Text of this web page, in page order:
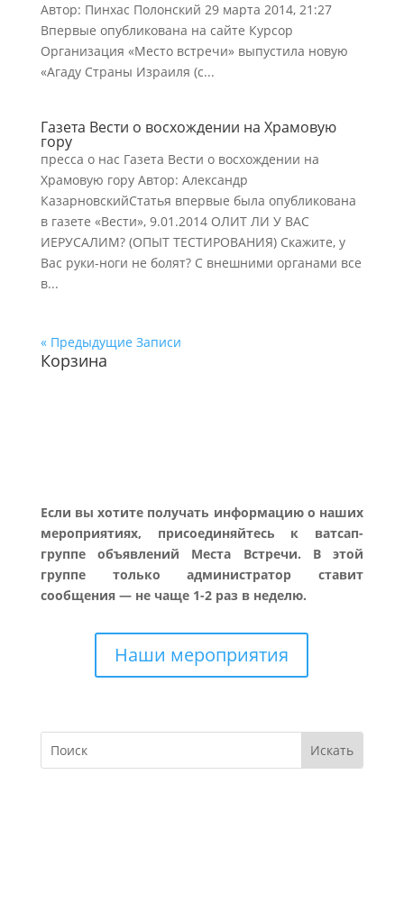
Автор: Пинхас Полонский 29 марта 2014, 21:27
Впервые опубликована на сайте Курсор
Организация «Место встречи» выпустила новую
«Агаду Страны Израиля (с...
Газета Вести о восхождении на Храмовую
гору
пресса о нас Газета Вести о восхождении на
Храмовую гору Автор: Александр
КазарновскийСтатья впервые была опубликована
в газете «Вести», 9.01.2014 ОЛИТ ЛИ У ВАС
ИЕРУСАЛИМ? (ОПЫТ ТЕСТИРОВАНИЯ) Скажите, у
Вас руки-ноги не болят? С внешними органами все
в...
« Предыдущие Записи
Корзина
Если вы хотите получать информацию о наших
мероприятиях, присоединяйтесь к ватсап-
группе объявлений Места Встречи. В этой
группе только администратор ставит
сообщения — не чаще 1-2 раз в неделю.
Наши мероприятия